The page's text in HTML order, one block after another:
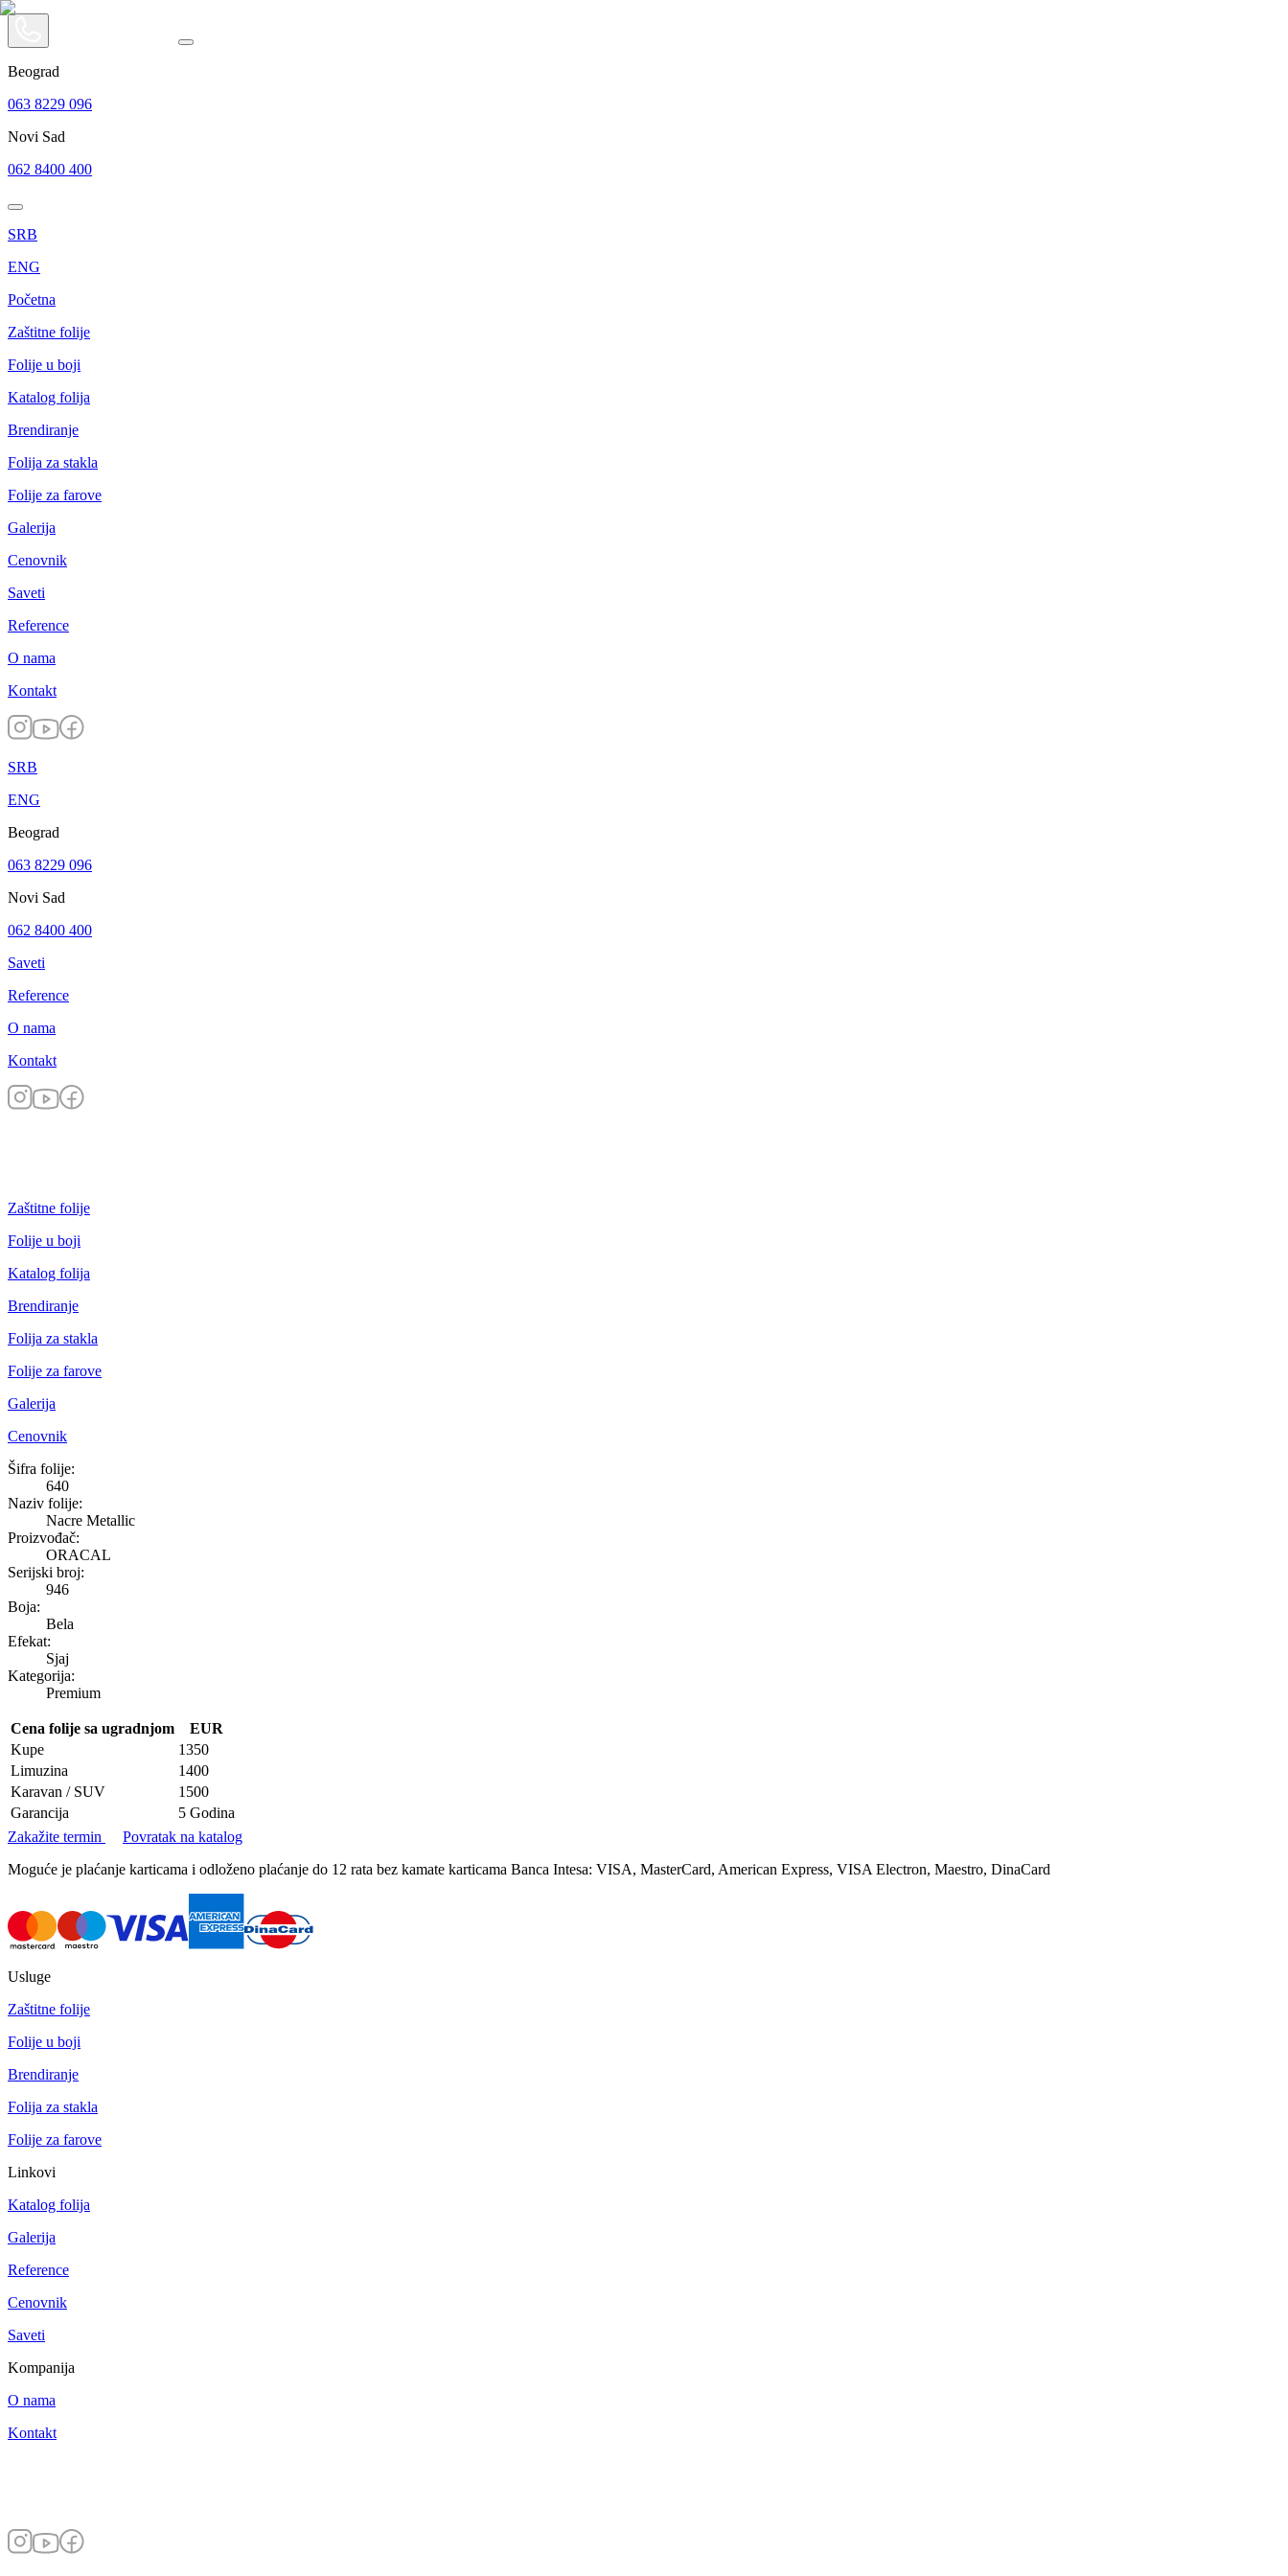
Beograd
063 8229 096
Novi Sad
062 8400 400
SRB
ENG
Početna
Zaštitne folije
Folije u boji
Katalog folija
Brendiranje
Folija za stakla
Folije za farove
Galerija
Cenovnik
Saveti
Reference
O nama
Kontakt
SRB
ENG
Beograd
063 8229 096
Novi Sad
062 8400 400
Saveti
Reference
O nama
Kontakt
Zaštitne folije
Folije u boji
Katalog folija
Brendiranje
Folija za stakla
Folije za farove
Galerija
Cenovnik
Nacre Metallic
Šifra folije:
640
Naziv folije:
Nacre Metallic
Proizvođač:
ORACAL
Serijski broj:
946
Boja:
Bela
Efekat:
Sjaj
Kategorija:
Premium
Cena folije sa ugradnjom
EUR
Kupe
1350
Limuzina
1400
Karavan / SUV
1500
Garancija
5 Godina
Zakažite termin
Povratak na katalog
Moguće je plaćanje karticama i odloženo plaćanje do 12 rata bez kamate karticama Banca Intesa: VISA, MasterCard, American Express, VISA Electron, Maestro, DinaCard
Usluge
Zaštitne folije
Folije u boji
Brendiranje
Folija za stakla
Folije za farove
Linkovi
Katalog folija
Galerija
Reference
Cenovnik
Saveti
Kompanija
O nama
Kontakt